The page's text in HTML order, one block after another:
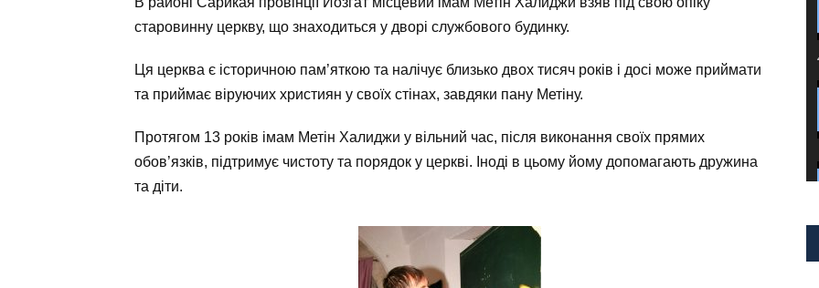
старовинну церкву, що знаходиться у дворі службового будинку.
Ця церква є історичною пам’яткою та налічує близько двох тисяч років і досі може приймати
та приймає віруючих християн у своїх стінах, завдяки пану Метіну.
Протягом 13 років імам Метін Халиджи у вільний час, після виконання своїх прямих
обов’язків, підтримує чистоту та порядок у церкві. Іноді в цьому йому допомагають дружина
та діти.